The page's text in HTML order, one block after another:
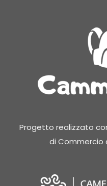
Progetto realizzato
di Commercio